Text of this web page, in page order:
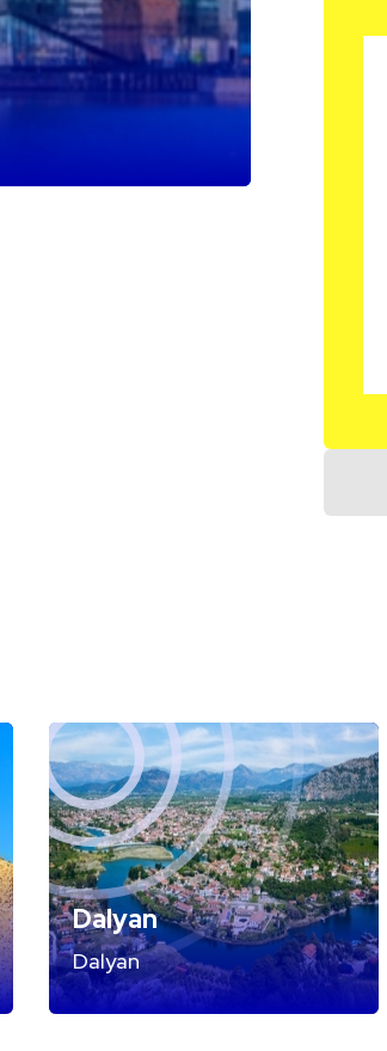
Dalyan
Dalyan